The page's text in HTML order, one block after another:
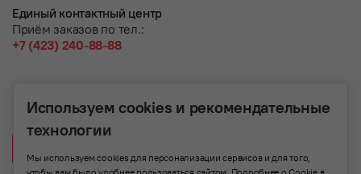
Единый контактный центр
Приём заказов по тел.:
+7 (423) 240-88-88
Используем cookies и рекомендательные
технологии
Мы используем cookies для персонализации сервисов и для того,